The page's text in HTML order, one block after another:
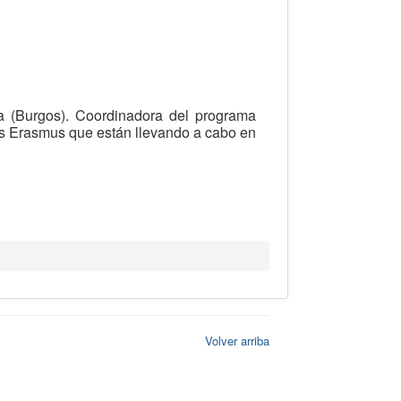
Coordinadora del programa
que están llevando a cabo en
Volver arriba